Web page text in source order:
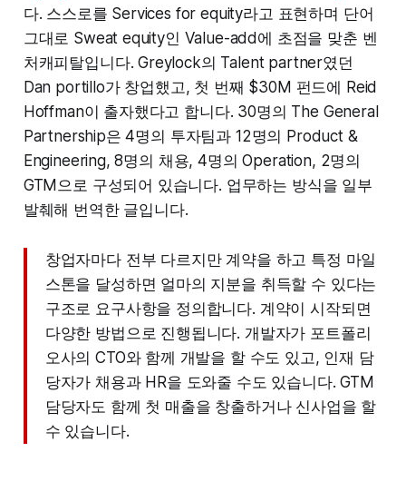
다. 스스로를 Services for equity라고 표현하며 단어
그대로 Sweat equity인 Value-add에 초점을 맞춘 벤
처캐피탈입니다. Greylock의 Talent partner였던
Dan portillo가 창업했고, 첫 번째 $30M 펀드에 Reid
Hoffman이 출자했다고 합니다. 30명의 The General
Partnership은 4명의 투자팀과 12명의 Product &
Engineering, 8명의 채용, 4명의 Operation, 2명의
GTM으로 구성되어 있습니다. 업무하는 방식을 일부
발췌해 번역한 글입니다.
창업자마다 전부 다르지만 계약을 하고 특정 마일
스톤을 달성하면 얼마의 지분을 취득할 수 있다는
구조로 요구사항을 정의합니다. 계약이 시작되면
다양한 방법으로 진행됩니다. 개발자가 포트폴리
오사의 CTO와 함께 개발을 할 수도 있고, 인재 담
당자가 채용과 HR을 도와줄 수도 있습니다. GTM
담당자도 함께 첫 매출을 창출하거나 신사업을 할
수 있습니다.